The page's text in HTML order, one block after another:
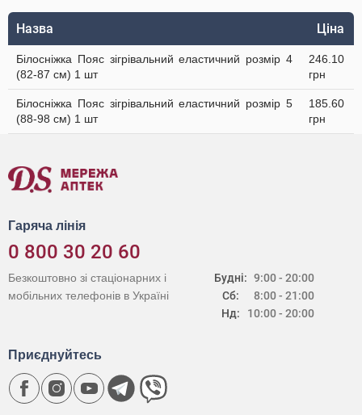
Назва Ціна
Білосніжка Пояс зігрівальний еластичний розмір 4
(82-87 см) 1 шт
246.10
грн
Білосніжка Пояс зігрівальний еластичний розмір 5
(88-98 см) 1 шт
185.60
грн
Гаряча лінія
0 800 30 20 60
Будні:
Сб:
Нд:
9:00 - 20:00
8:00 - 21:00
10:00 - 20:00
Безкоштовно зі стаціонарних і
мобільних телефонів в Україні
Приєднуйтесь